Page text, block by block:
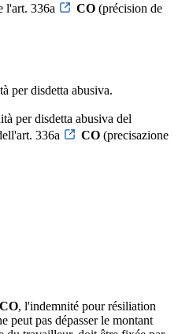
l'art. 336a
CO (précision de
per disdetta abusiva.
per disdetta abusiva del
336a
CO (precisazione
CO, l'indemnité pour résiliation
peut pas dépasser le montant